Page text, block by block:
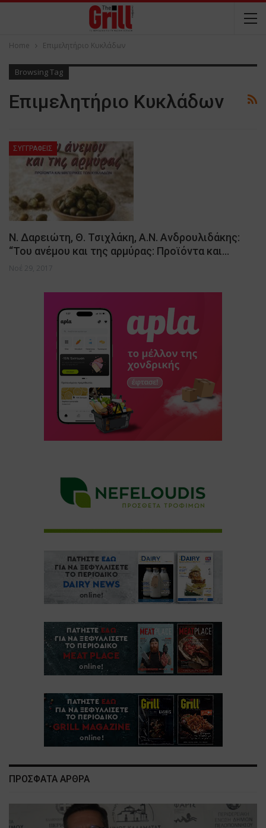
Home Επιμελητήριο Κυκλάδων
Browsing Tag
Επιμελητήριο Κυκλάδων
ΣΥΓΓΡΑΦΕΙΣ
Ν. Δαρειώτη, Θ. Τσιχλάκη, Α.Ν. Ανδρουλιδάκης:
“Του ανέμου και της αρμύρας: Προϊόντα και…
Νοέ 29, 2017
ΠΡΟΣΦΑΤΑ ΑΡΘΡΑ